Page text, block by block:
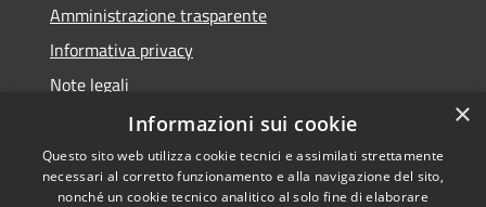
Amministrazione trasparente
Informativa privacy
Note legali
Dichiarazione di accessibilità
×
Informazioni sui cookie
Questo sito web utilizza cookie tecnici e assimilati strettamente
necessari al corretto funzionamento e alla navigazione del sito,
nonché un cookie tecnico analitico al solo fine di elaborare